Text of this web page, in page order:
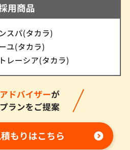
用商品
スパ(タカラ)
ユ(タカラ)
レーシア(タカラ)
ドバイザーが
ランをご提案
もりはこちら